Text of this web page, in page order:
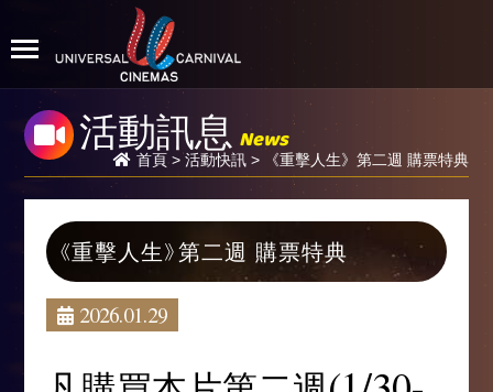
活動訊息 News
首頁>活動快訊> 《重擊人生》第二週 購票特典
《重擊人生》第二週 購票特典
2026.01.29